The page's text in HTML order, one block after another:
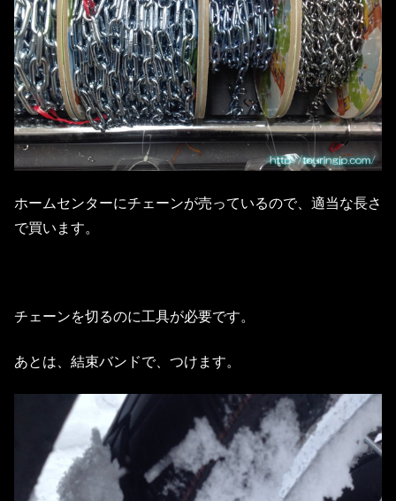
ホームセンターにチェーンが売っているので、適当な長さ
で買います。
チェーンを切るのに工具が必要です。
あとは、結束バンドで、つけます。